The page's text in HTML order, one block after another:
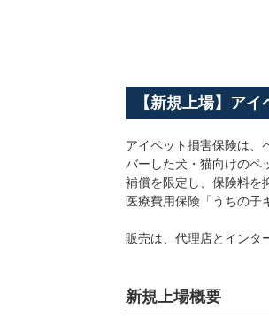
【新規上場】ア
アイペット損害保険は、
バーした犬・猫向けのペ
補償を限定し、保険料を
医療費用保険「うちの子
販売は、代理店とインタ
新規上場概要